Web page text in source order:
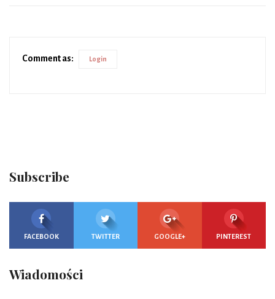
Comment as: Login
Subscribe
FACEBOOK TWITTER GOOGLE+ PINTEREST
Wiadomości